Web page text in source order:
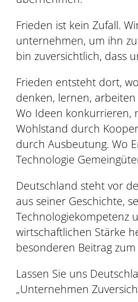
Frieden ist kein Zufall.
unternehmen, um ihn
bin zuversichtlich, dass
Frieden entsteht dort,
denken, lernen,
Wo Ideen konkurrieren,
Wohlstand durch
durch Ausbeutung. Wo
Technologie
Deutschland steht vor
aus seiner Geschichte,
Technologiekompetenz
wirtschaftlichen Stärke
besonderen Beitrag
Lassen Sie uns
„Unternehmen